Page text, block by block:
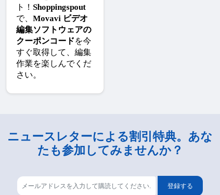
ト！ Shoppingspout
で、 Movavi ビデオ
編集ソフトウェアの
クーポンコードを今
すぐ取得して、編集
作業を楽しんでくだ
さい。
ニュースレターによる割引特典。あな
たも参加してみませんか？
登録する